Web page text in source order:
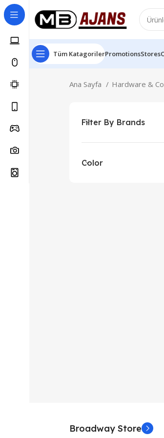
Tüm KatagorilerPromotionsStores
Ana Sayfa Hardware &
Filter By Brands
Color
Broadway Store